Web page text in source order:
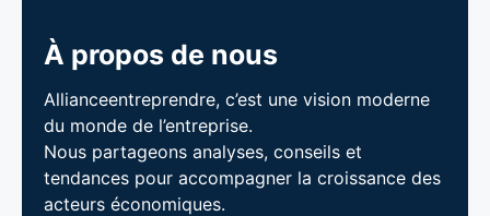
À propos de nous
Allianceentreprendre, c’est une vision moderne
du monde de l’entreprise.
Nous partageons analyses, conseils et
tendances pour accompagner la croissance des
acteurs économiques.